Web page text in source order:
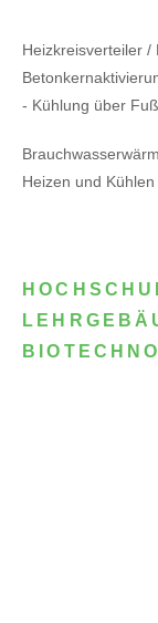
Heizkreisverteiler /
- Kühlung über
Heizen und Kühlen